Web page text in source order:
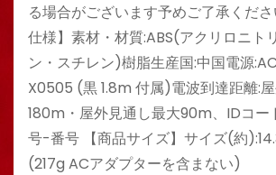
る場合がございます予めご了承くだ
仕様】素材・材質:ABS(アクリロニト
ン・スチレン)樹脂生産国:中国電源
X0505 (黒 1.8m 付属)電波到達距離:
180m・屋外見通し最大90m、IDコー
号-番号 【商品サイズ】サイズ(約
(217g ACアダプターを含まない)